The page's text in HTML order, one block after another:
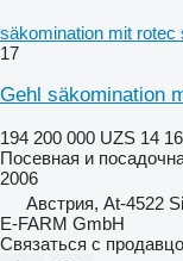
säkomination mit rotec
17
Gehl säkomination
194 200 000 UZS 14
Посевная и
2006
Австрия, At-4522
E-FARM GmbH
Связаться с